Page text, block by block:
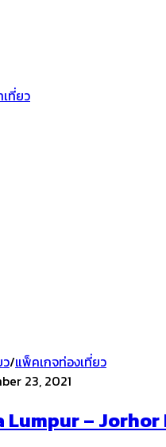
ที่ยว
/แพ็คเกจท่องเที่ยว
23, 2021
Lumpur – Jorhor